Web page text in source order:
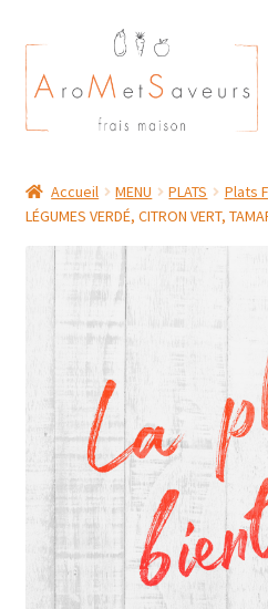
Aller
à
la
navigation
Aller
au
contenu
Plat du Jour/ Menu Week end
NOS BOUTIQUES
MON COMPTE
Accueil MENU PLATS Plats
LÉGUMES VERDÉ, CITRON VERT,